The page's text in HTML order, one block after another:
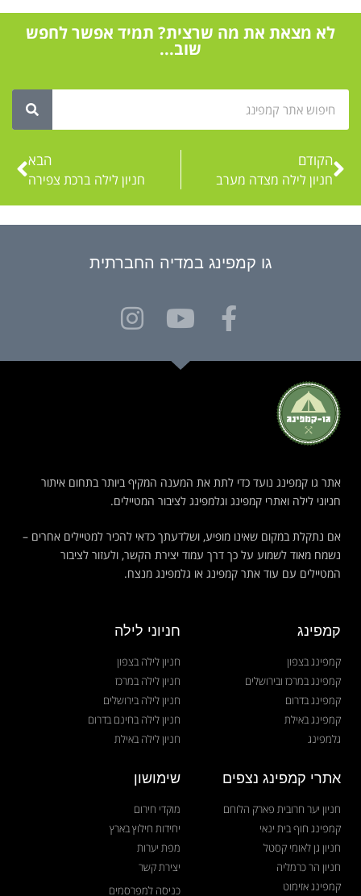
לא מצאת את מה שרצית? תמיד אפשר לחפש
שוב...
הקודם
חניון לילה מצדה מערב
הבא
חניון לילה ברכת צפירה
גו קמפינג במדיה החברתית
אתר גו קמפינג נועד כדי לתת את המענה המקיף ביותר בתחום איתור
חניוני לילה ואתרי קמפינג וגלמפינג לציבור המטיילים.
אם נתקלת במקום שאינו מופיע, ושלדעתך כדאי להכיר למטיילים אחרים –
נשמח מאוד לשמוע על כך דרך עמוד יצירת הקשר, ולעזור לציבור
המטיילים עם עוד אתר קמפינג או גלמפינג מנצח.
קמפינג
קמפינג בצפון
קמפינג במרכז ובירושלים
קמפינג בדרום
קמפינג באילת
גלמפינג
חניוני לילה
חניון לילה בצפון
חניון לילה במרכז
חניון לילה בירושלים
חניון לילה בחינם בדרום
חניון לילה באילת
אתרי קמפינג נצפים
חניון יער חרובית פארק הלוחם
קמפינג חוף בית ינאי
חניון גן לאומי קסטל
חניון הר כרמליה
קמפינג אזימוט
שימושון
מוקדי חירום
יחידות חילוץ בארץ
מפת יערות
יצירת קשר
כניסה למפרסמים